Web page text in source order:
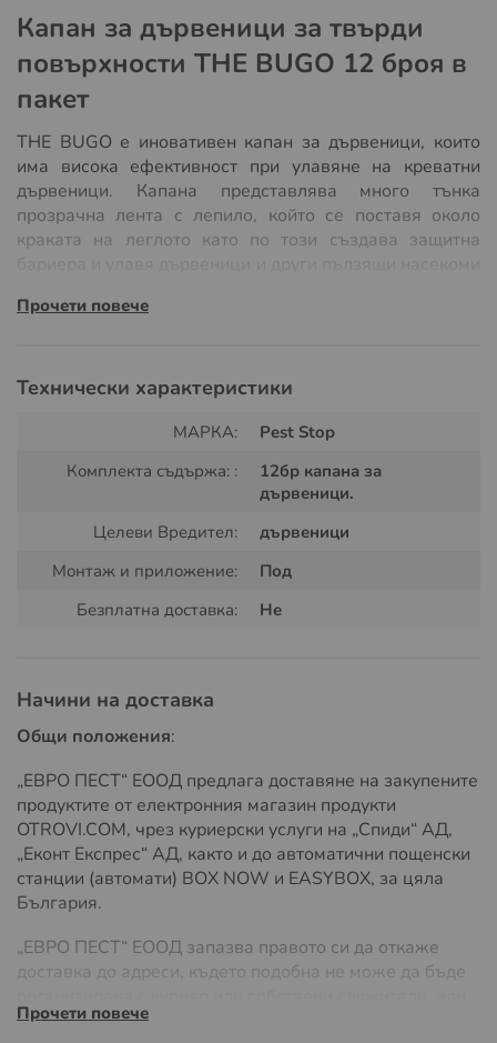
Капан за дървеници за твърди
повърхности THE BUGO 12 броя в
пакет
THE BUGO е иновативен капан за дървеници, които
има висока ефективност при улавяне на креватни
дървеници. Капана представлява много тънка
прозрачна лента с лепило, който се поставя около
краката на леглото като по този създава защитна
др. Всяка кутия капан за дървеници The Bugo съдържа
12 броя индивидуални кръгли капани. Капана за
дървеници THE BUGO не съдържа никакви химични
Капана за дървеници е с кръгла форма, която лесно се
залага около крака на легло или в близост до тях.
Специално лепило за улавяне на дървеници и други
пълзящи насекоми което издържа до 8 седмици след
поставяне.
спестите бъдещи усложнения свързани с високата
наличност на дървеници в дома или офиса. Ефективно
решение за наблюдение на наличие преди и след
Продукта се предлага във вариант заупотреба върху
меки повърхности.
Прочети повече
Технически характеристики
МАРКА:
Pest Stop
Комплекта съдържа: :
12бр капана за
дървеници.
Целеви Вредител:
дървеници
Монтаж и приложение:
Под
Безплатна доставка:
Не
Начини на доставка
Общи положения:
„ЕВРО ПЕСТ“ ЕООД предлага доставяне на закупените
продуктите от електронния магазин продукти
OTROVI.COM, чрез куриерски услуги на „Спиди“ АД,
„Еконт Експрес“ АД, както и до автоматични пощенски
станции (автомати) BOX NOW и EASYBOX, за цяла
България.
„ЕВРО ПЕСТ“ ЕООД запазва правото си да откаже
доставка до адреси, където подобна не може да бъде
ако разходите на доставка значително надвишават
Прочети повече